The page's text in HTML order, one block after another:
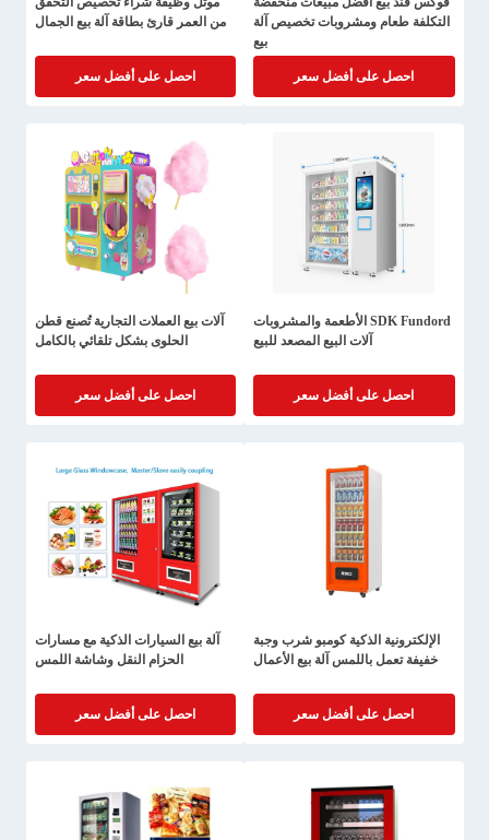
التكلفة طعام ومشروبات تخصيص آلة
بيع
احصل على أفضل سعر
من العمر قارئ بطاقة آلة بيع الجمال
احصل على أفضل سعر
SDK Fundord الأطعمة والمشروبات
آلات البيع المصعد للبيع
احصل على أفضل سعر
آلات بيع العملات التجارية تُصنع قطن
الحلوى بشكل تلقائي بالكامل
احصل على أفضل سعر
الإلكترونية الذكية كومبو شرب وجبة
خفيفة تعمل باللمس آلة بيع الأعمال
احصل على أفضل سعر
آلة بيع السيارات الذكية مع مسارات
الحزام النقل وشاشة اللمس
احصل على أفضل سعر